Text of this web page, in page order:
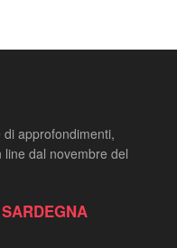
di approfondimenti,
dal novembre del